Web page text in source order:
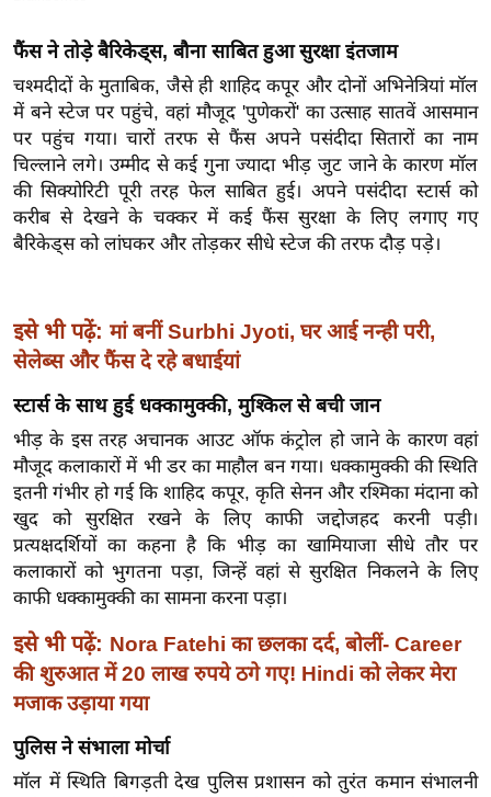
बे
सा
ल
श
ख्सि
य
त
इं
डि
या
सा
हि
त्य
ज
ग
त
ऑ
टो
व
र्ल्ड
ज
ब्री
फैंस ने तोड़े बैरिकेड्स, बौना साबित हुआ सुरक्षा इंतजाम
चश्मदीदों के मुताबिक, जैसे ही शाहिद कपूर और दोनों अभिनेत्रियां मॉल
में बने स्टेज पर पहुंचे, वहां मौजूद 'पुणेकरों' का उत्साह सातवें आसमान
पर पहुंच गया। चारों तरफ से फैंस अपने पसंदीदा सितारों का नाम
चिल्लाने लगे। उम्मीद से कई गुना ज्यादा भीड़ जुट जाने के कारण मॉल
की सिक्योरिटी पूरी तरह फेल साबित हुई। अपने पसंदीदा स्टार्स को
करीब से देखने के चक्कर में कई फैंस सुरक्षा के लिए लगाए गए
बैरिकेड्स को लांघकर और तोड़कर सीधे स्टेज की तरफ दौड़ पड़े।
इसे भी पढ़ें: मां बनीं Surbhi Jyoti, घर आई नन्ही परी,
सेलेब्स और फैंस दे रहे बधाईयां
स्टार्स के साथ हुई धक्कामुक्की, मुश्किल से बची जान
भीड़ के इस तरह अचानक आउट ऑफ कंट्रोल हो जाने के कारण वहां
मौजूद कलाकारों में भी डर का माहौल बन गया। धक्कामुक्की की स्थिति
इतनी गंभीर हो गई कि शाहिद कपूर, कृति सेनन और रश्मिका मंदाना को
खुद को सुरक्षित रखने के लिए काफी जद्दोजहद करनी पड़ी।
प्रत्यक्षदर्शियों का कहना है कि भीड़ का खामियाजा सीधे तौर पर
कलाकारों को भुगतना पड़ा, जिन्हें वहां से सुरक्षित निकलने के लिए
काफी धक्कामुक्की का सामना करना पड़ा।
इसे भी पढ़ें: Nora Fatehi का छलका दर्द, बोलीं- Career
की शुरुआत में 20 लाख रुपये ठगे गए! Hindi को लेकर मेरा
मजाक उड़ाया गया
पुलिस ने संभाला मोर्चा
मॉल में स्थिति बिगड़ती देख पुलिस प्रशासन को तुरंत कमान संभालनी